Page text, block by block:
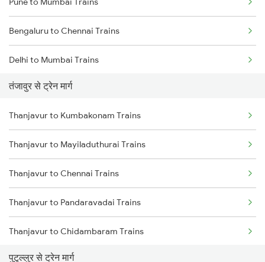
Bengaluru to Chennai Trains
Delhi to Mumbai Trains
Mumbai to Pune Trains
Delhi to Jammu Trains
Mumbai to Delhi Trains
Mumbai to Goa Trains
Chennai to Coimbatore Trains
तंजावुर से ट्रेन मार्ग
Thanjavur to Kumbakonam Trains
Thanjavur to Mayiladuthurai Trains
Thanjavur to Chennai Trains
Thanjavur to Pandaravadai Trains
Thanjavur to Chidambaram Trains
पुटुल्लुर से ट्रेन मार्ग